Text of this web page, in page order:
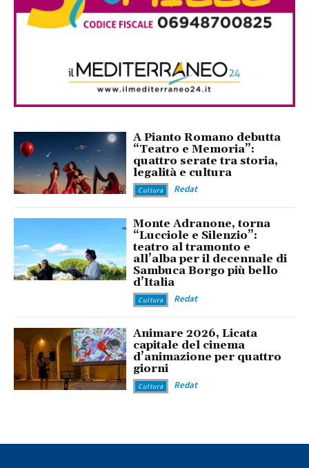
A Pianto Romano debutta
“Teatro e Memoria”:
quattro serate tra storia,
legalità e cultura
Cultura Redat
Monte Adranone, torna
“Lucciole e Silenzio”:
teatro al tramonto e
all’alba per il decennale di
Sambuca Borgo più bello
d’Italia
Cultura Redat
Animare 2026, Licata
capitale del cinema
d’animazione per quattro
giorni
Cultura Redat